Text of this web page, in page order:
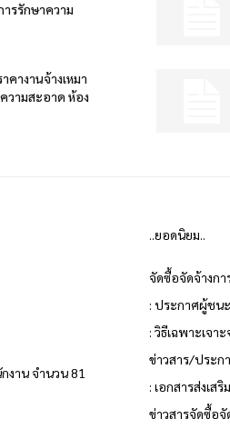
ารรักษาความ
คางานจ้างเหมา
วามสะอาด ห้อง
าน จำนวน 81
..ยอดนิยม..
จัดซื้อจัดจ้างก
: ประกาศผู้ชน
: วิธีเฉพาะเจาะ
ข่าวสาร/ประก
: เอกสารส่งเส
ข่าวสารจัดซื้อจั